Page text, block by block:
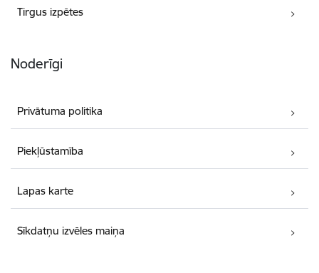
Tirgus izpētes
Noderīgi
Privātuma politika
Piekļūstamība
Lapas karte
Sīkdatņu izvēles maiņa